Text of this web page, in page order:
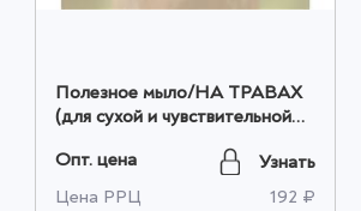
Полезное мыло/НА ТРАВАХ
(для сухой и чувствительной
Опт. цена
Узнать
Цена РРЦ
192 ₽